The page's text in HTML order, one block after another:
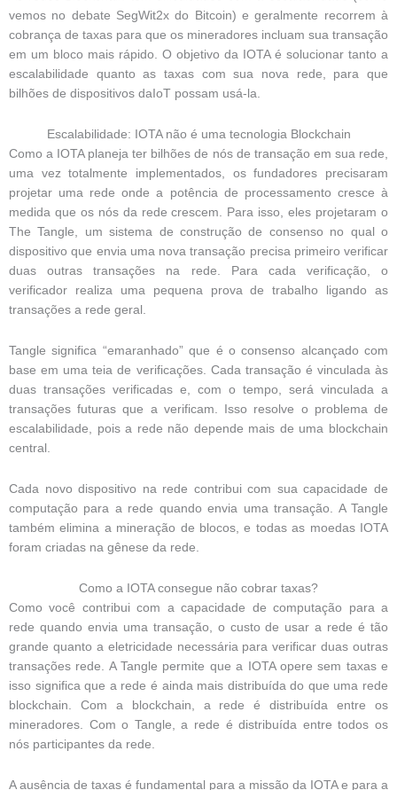
vemos no debate SegWit2x do Bitcoin) e geralmente recorrem à
cobrança de taxas para que os mineradores incluam sua transação
em um bloco mais rápido. O objetivo da IOTA é solucionar tanto a
escalabilidade quanto as taxas com sua nova rede, para que
bilhões de dispositivos daIoT possam usá-la.
Escalabilidade: IOTA não é uma tecnologia Blockchain
Como a IOTA planeja ter bilhões de nós de transação em sua rede,
uma vez totalmente implementados, os fundadores precisaram
projetar uma rede onde a potência de processamento cresce à
medida que os nós da rede crescem. Para isso, eles projetaram o
The Tangle, um sistema de construção de consenso no qual o
dispositivo que envia uma nova transação precisa primeiro verificar
duas outras transações na rede. Para cada verificação, o
verificador realiza uma pequena prova de trabalho ligando as
transações a rede geral.
Tangle significa “emaranhado” que é o consenso alcançado com
base em uma teia de verificações. Cada transação é vinculada às
duas transações verificadas e, com o tempo, será vinculada a
transações futuras que a verificam. Isso resolve o problema de
escalabilidade, pois a rede não depende mais de uma blockchain
central.
Cada novo dispositivo na rede contribui com sua capacidade de
computação para a rede quando envia uma transação. A Tangle
também elimina a mineração de blocos, e todas as moedas IOTA
foram criadas na gênese da rede.
Como a IOTA consegue não cobrar taxas?
Como você contribui com a capacidade de computação para a
rede quando envia uma transação, o custo de usar a rede é tão
grande quanto a eletricidade necessária para verificar duas outras
transações rede. A Tangle permite que a IOTA opere sem taxas e
isso significa que a rede é ainda mais distribuída do que uma rede
blockchain. Com a blockchain, a rede é distribuída entre os
mineradores. Com o Tangle, a rede é distribuída entre todos os
nós participantes da rede.
A ausência de taxas é fundamental para a missão da IOTA e para a